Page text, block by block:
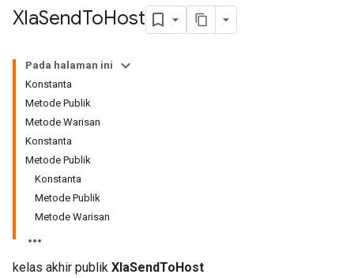
XlaSendToHost
Pada halaman ini
Konstanta
Metode Publik
Metode Warisan
Konstanta
Metode Publik
Konstanta
Metode Publik
Metode Warisan
kelas akhir publik XlaSendToHost